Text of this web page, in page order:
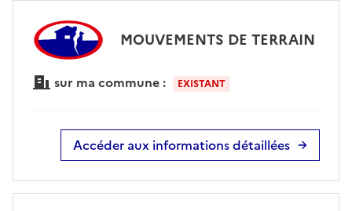
MOUVEMENTS DE TERRAIN
sur ma commune : EXISTANT
Accéder aux informations détaillées